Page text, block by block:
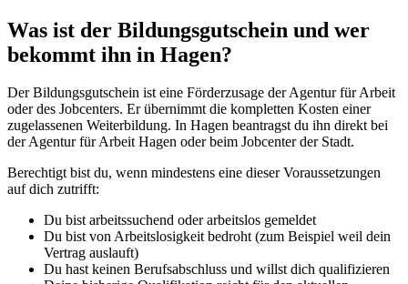
Was ist der Bildungsgutschein und wer
bekommt ihn in Hagen?
Der Bildungsgutschein ist eine Förderzusage der Agentur für Arbeit
oder des Jobcenters. Er übernimmt die kompletten Kosten einer
zugelassenen Weiterbildung. In Hagen beantragst du ihn direkt bei
der Agentur für Arbeit Hagen oder beim Jobcenter der Stadt.
Berechtigt bist du, wenn mindestens eine dieser Voraussetzungen
auf dich zutrifft:
Du bist arbeitssuchend oder arbeitslos gemeldet
Du bist von Arbeitslosigkeit bedroht (zum Beispiel weil dein
Vertrag auslauft)
Du hast keinen Berufsabschluss und willst dich qualifizieren